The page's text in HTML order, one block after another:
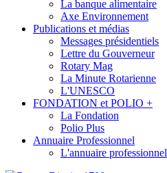
La banque alimentaire
Axe Environnement
Publications et médias
Messages présidentiels
Lettre du Gouverneur
Rotary Mag
La Minute Rotarienne
L'UNESCO
FONDATION et POLIO +
La Fondation
Polio Plus
Annuaire Professionnel
L'annuaire professionnel